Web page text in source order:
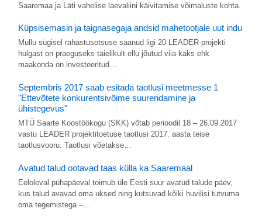
Saaremaa ja Läti vahelise laevaliini käivitamise võimaluste kohta.
Küpsisemasin ja taignasegaja andsid mahetootjale uut indu
Mullu sügisel rahastusotsuse saanud ligi 20 LEA­DER-projekti
hulgast on praeguseks täielikult ellu jõutud viia kaks ehk
maakonda on investeeritud…
Septembris 2017 saab esitada taotlusi meetmesse 1
"Ettevõtete konkurentsivõime suurendamine ja
ühistegevus"
MTÜ Saarte Koostöökogu (SKK) võtab perioodil 18 – 26.09.2017
vastu LEADER projektitoetuse taotlusi 2017. aasta teise
taotlusvooru. Taotlusi võetakse…
Avatud talud ootavad taas külla ka Saaremaal
Eeloleval pühapäeval toimub üle Eesti suur avatud talude päev,
kus talud avavad oma uksed ning kutsuvad kõiki huvilisi tutvuma
oma tegemistega –…